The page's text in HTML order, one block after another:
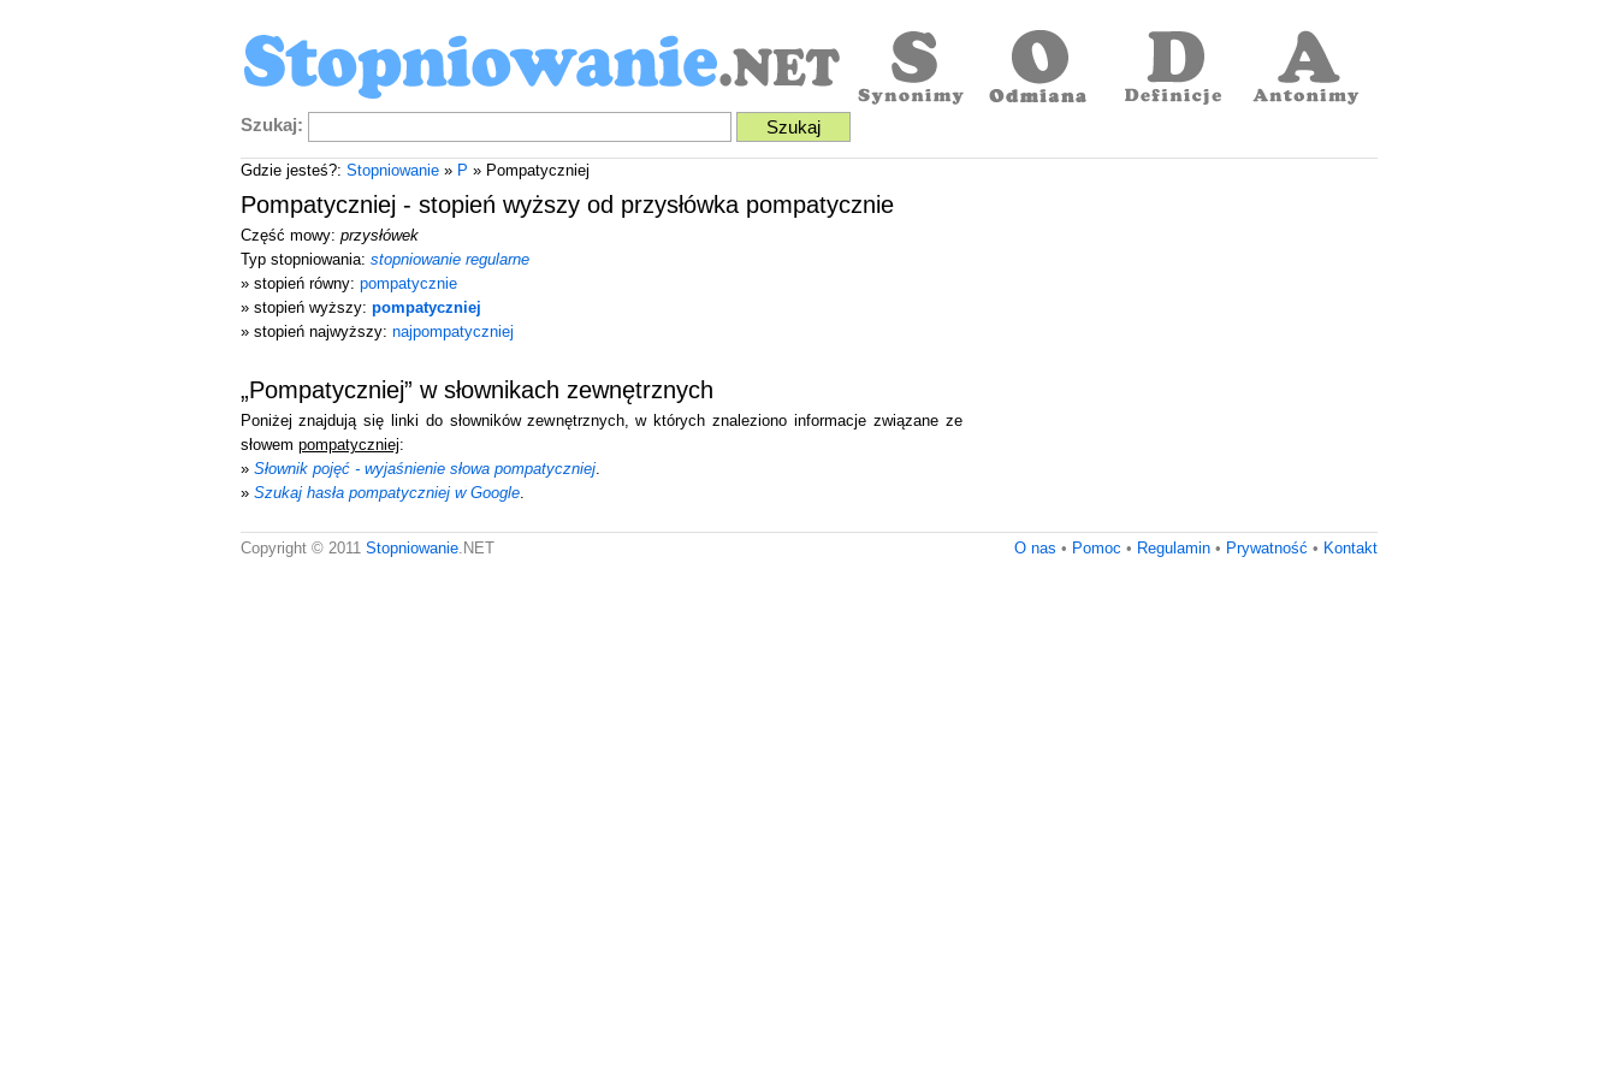
Szukaj:
Gdzie jesteś?: Stopniowanie» P » Pompatyczniej
Pompatyczniej - stopień wyższy od przysłówka pompatycznie
Część mowy: przysłówek
Typ stopniowania: stopniowanie regularne
» stopień równy: pompatycznie
» stopień wyższy: pompatyczniej
» stopień najwyższy: najpompatyczniej
„Pompatyczniej” w słownikach zewnętrznych
Poniżej znajdują się linki do słowników zewnętrznych, w których znaleziono informacje związane ze
słowem pompatyczniej:
» Słownik pojęć - wyjaśnienie słowa pompatyczniej.
» Szukaj hasła pompatyczniej w Google.
O nas • Pomoc • Regulamin• Prywatność • Kontakt
Copyright © 2011 Stopniowanie.NET